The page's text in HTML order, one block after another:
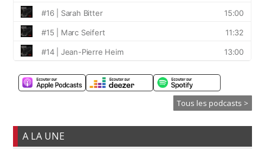
Tous les podcasts >
A LA UNE